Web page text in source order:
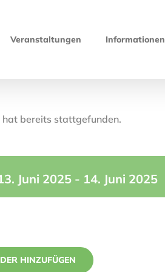
Veranstaltungen Informationen
hat bereits stattgefunden.
Juni 2025 - 14. Juni 2025
HINZUFÜGEN